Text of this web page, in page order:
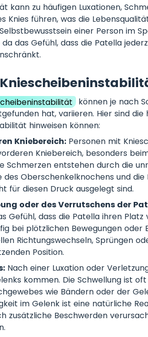
kann zu häufigen Luxationen,
Knies führen, was die
einer Person im
das Gefühl, dass die Patella
können je nach
hat, variieren. Hier sind
hinweisen können:
Kniebereich:Personen mit
Kniebereich, besonders
Schmerzen entstehen durch die
des Oberschenkelknochens und die
für diesen Druck ausgelegt sind.
oder des Verrutschens der
Gefühl, dass die Patella ihren
bei plötzlichen Bewegungen oder
Richtungswechseln, Sprüngen
Position.
Nach einer Luxation oder
kommen. Die Schwellung ist
wie Bändern oder der
im Gelenk ist eine natürliche
zusätzliche Beschwerden